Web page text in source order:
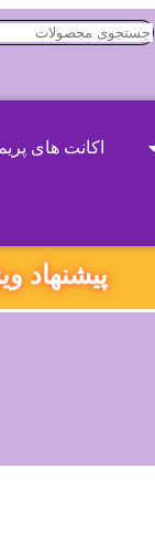
اکانت های
پیشنهاد ویژه‼️ ۱۸۰ ثانیه داخل همین صفحه بمون